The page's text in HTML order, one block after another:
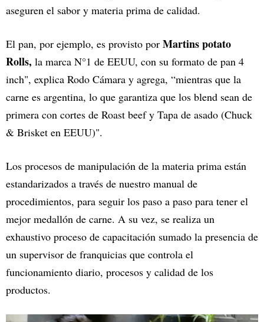
aseguren el sabor y materia prima de calidad.
El pan, por ejemplo, es provisto por Martins potato
Rolls, la marca N°1 de EEUU, con su formato de pan 4
inch", explica Rodo Cámara y agrega, “mientras que la
carne es argentina, lo que garantiza que los blend sean de
primera con cortes de Roast beef y Tapa de asado (Chuck
& Brisket en EEUU)".
Los procesos de manipulación de la materia prima están
estandarizados a través de nuestro manual de
procedimientos, para seguir los paso a paso para tener el
mejor medallón de carne. A su vez, se realiza un
exhaustivo proceso de capacitación sumado la presencia de
un supervisor de franquicias que controla el
funcionamiento diario, procesos y calidad de los
productos.